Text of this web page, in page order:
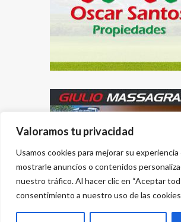
Valoramos tu privacidad
Usamos cookies para mejorar su experiencia
mostrarle anuncios o contenidos
nuestro tráfico. Al hacer clic en “Aceptar
consentimiento a nuestro uso de las